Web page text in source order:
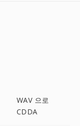
WAV 으로
CDDA